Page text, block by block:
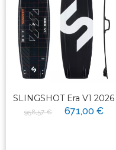
SLINGSHOT Era V1 2026
958,57 € 671,00 €